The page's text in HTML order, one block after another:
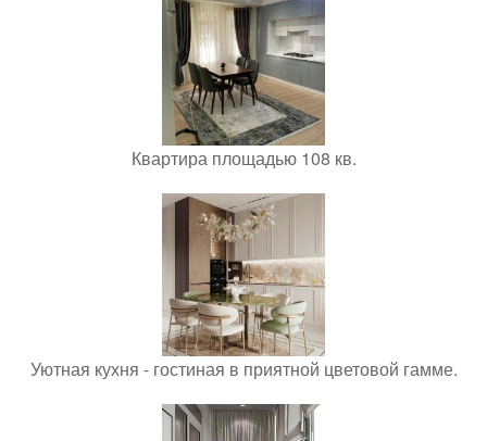
Квартира площадью 108 кв.
Уютная кухня - гостиная в приятной цветовой гамме.